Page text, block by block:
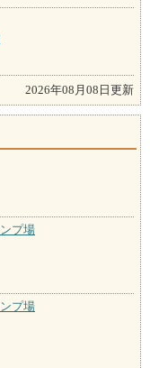
2026年08月08日更新
プ場
プ場